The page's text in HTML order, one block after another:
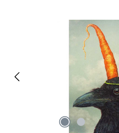
Bildergalerie überspringen